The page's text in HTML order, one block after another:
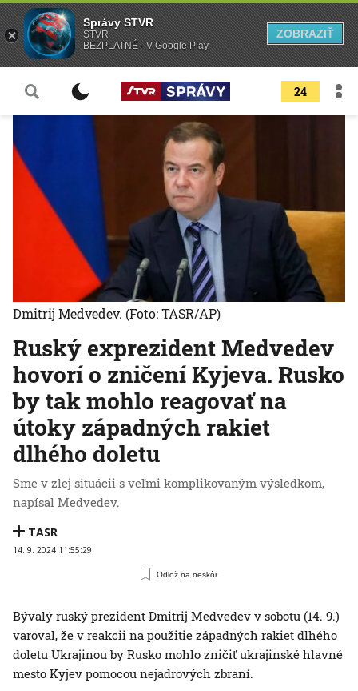
24
Ruský exprezident Medvedev
hovorí o zničení Kyjeva. Rusko
by tak mohlo reagovať na
útoky západných rakiet
dlhého doletu
Sme v zlej situácii s veľmi komplikovaným výsledkom,
napísal Medvedev.
TASR
14. 9. 2024 11:55:29
Odlož na neskôr
Dmitrij Medvedev. (Foto: TASR/AP)
Bývalý ruský prezident Dmitrij Medvedev v sobotu (14. 9.)
varoval, že v reakcii na použitie západných rakiet dlhého
doletu Ukrajinou by Rusko mohlo zničiť ukrajinské hlavné
mesto Kyjev pomocou nejadrových zbraní.
Správy STVR
STVR
BEZPLATNÉ - V Google Play
ZOBRAZIŤ